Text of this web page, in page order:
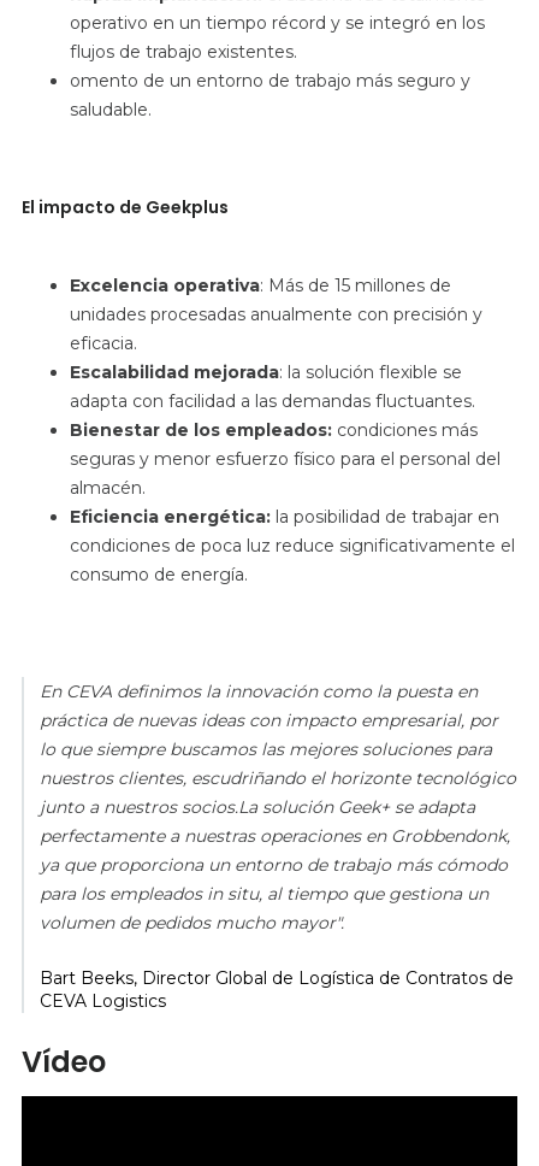
operativo en un tiempo récord y se integró en los
flujos de trabajo existentes.
omento de un entorno de trabajo más seguro y
saludable.
El impacto de Geekplus
Excelencia operativa: Más de 15 millones de
unidades procesadas anualmente con precisión y
eficacia.
Escalabilidad mejorada: la solución flexible se
adapta con facilidad a las demandas fluctuantes.
Bienestar de los empleados: condiciones más
seguras y menor esfuerzo físico para el personal del
almacén.
Eficiencia energética: la posibilidad de trabajar en
condiciones de poca luz reduce significativamente el
consumo de energía.
En CEVA definimos la innovación como la puesta en
práctica de nuevas ideas con impacto empresarial, por
lo que siempre buscamos las mejores soluciones para
nuestros clientes, escudriñando el horizonte tecnológico
junto a nuestros socios.La solución Geek+ se adapta
perfectamente a nuestras operaciones en Grobbendonk,
ya que proporciona un entorno de trabajo más cómodo
para los empleados in situ, al tiempo que gestiona un
volumen de pedidos mucho mayor".
Bart Beeks, Director Global de Logística de Contratos de
CEVA Logistics
Vídeo